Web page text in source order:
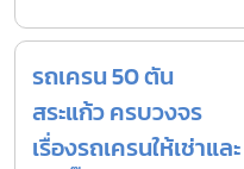
รถเครน 50 ตัน
สระแก้ว ครบวงจร
เรื่องรถเครนให้เช่าและ